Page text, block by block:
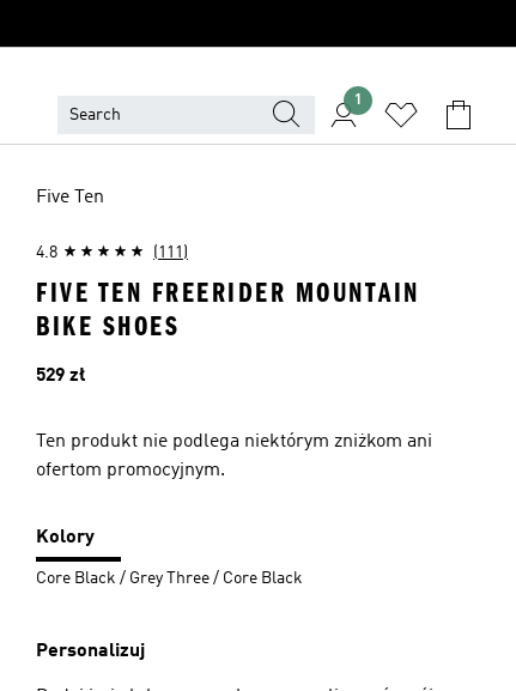
1
Five Ten
4.8 (111)
FIVE TEN FREERIDER MOUNTAIN
BIKE SHOES
Cena
529 zł
Ten produkt nie podlega niektórym zniżkom ani
ofertom promocyjnym.
Kolory
Core Black / Grey Three / Core Black
Personalizuj